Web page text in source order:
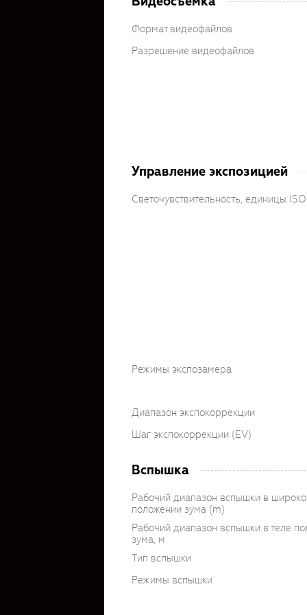
Формат видеофайлов
Разрешение видеофайлов
Управление экспозицией
Светочувствительность, единицы ISO
Режимы экспозамера
Диапазон экспокоррекции
Шаг экспокоррекции (EV)
Вспышка
Рабочий диапазон вспышки в
положении зума (m)
Рабочий диапазон вспышки в теле
зума, м
Тип вспышки
Режимы вспышки